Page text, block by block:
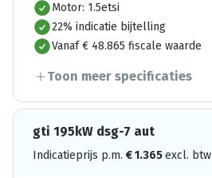
Motor: 1.5etsi
22% indicatie bijtelling
Vanaf € 48.865 fiscale waarde
Toon meer specificaties
gti 195kW dsg-7 aut
Indicatieprijs p.m. €1.365excl. btw